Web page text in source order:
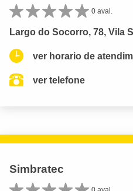
0 aval.
Largo do Socorro, 78, Vila
ver horario de
ver telefone
Simbratec